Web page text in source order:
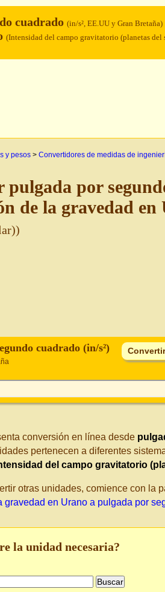
cuadrado (in/s², EE.UU y Gran Bretaña)
(Intensidad del campo gravitatorio (planetas del
y pesos > Convertidores de medidas de
pulgada por
de la gravedad en
cuadrado (in/s²)
conversión en línea desde
pertenecen a diferentes
del campo gravitatorio
otras unidades, comience con la
gravedad en Urano a pulgada por
la unidad necesaria?